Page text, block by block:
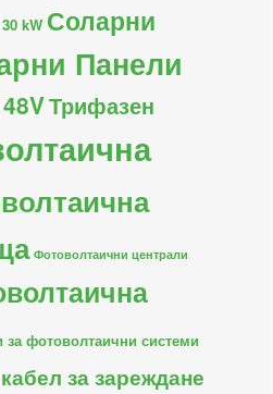
kW Соларни
Панели
Трифазен
Фотоволтаични централи
за фотоволтаични системи
кабел за зареждане